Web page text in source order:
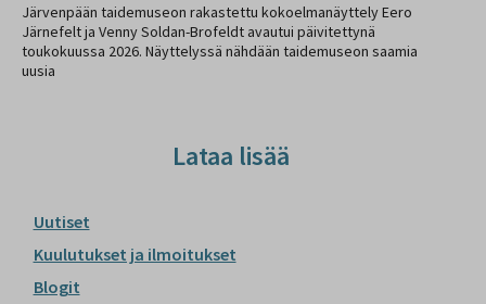
Uutiset
Kuulutukset ja ilmoitukset
Blogit
Järvenpään taidemuseon rakastettu kokoelmanäyttely Eero
Järnefelt ja Venny Soldan-Brofeldt avautui päivitettynä
toukokuussa 2026. Näyttelyssä nähdään taidemuseon saamia
uusia
Lataa lisää